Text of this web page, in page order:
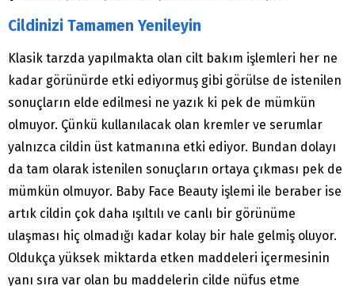
Cildinizi Tamamen Yenileyin
Klasik tarzda yapılmakta olan cilt bakım işlemleri her ne
kadar görünürde etki ediyormuş gibi görülse de istenilen
sonuçların elde edilmesi ne yazık ki pek de mümkün
olmuyor. Çünkü kullanılacak olan kremler ve serumlar
yalnızca cildin üst katmanına etki ediyor. Bundan dolayı
da tam olarak istenilen sonuçların ortaya çıkması pek de
mümkün olmuyor. Baby Face Beauty işlemi ile beraber ise
artık cildin çok daha ışıltılı ve canlı bir görünüme
ulaşması hiç olmadığı kadar kolay bir hale gelmiş oluyor.
Oldukça yüksek miktarda etken maddeleri içermesinin
yanı sıra var olan bu maddelerin cilde nüfus etme